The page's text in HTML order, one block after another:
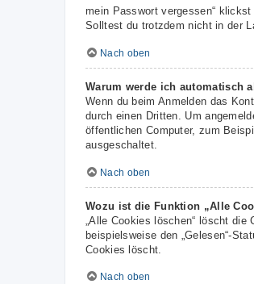
mein Passwort vergessen“
Solltest du trotzdem nicht in der
Nach oben
Warum werde ich automatisch
Wenn du beim Anmelden das
durch einen Dritten. Um
öffentlichen Computer, zum
ausgeschaltet.
Nach oben
Wozu ist die Funktion „Alle
„Alle Cookies löschen“ löscht
beispielsweise den „Gelesen“-
Cookies löscht.
Nach oben